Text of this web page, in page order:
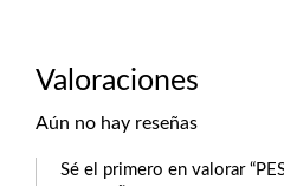
Valoraciones
Aún no hay reseñas
Sé el primero en valorar